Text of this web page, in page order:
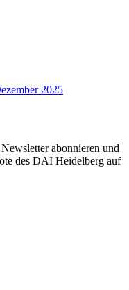
2025
abonnieren und
des DAI Heidelberg auf